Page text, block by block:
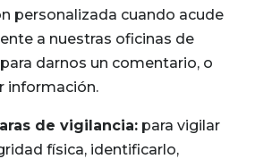
personalizada cuando acude
a nuestras oficinas de
darnos un comentario, o
información.
de vigilancia:para vigilar
física, identificarlo,